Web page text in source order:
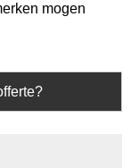
mogen